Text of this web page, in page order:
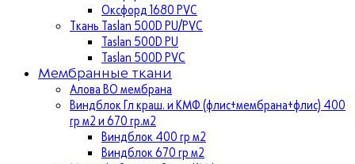
Оксфорд 1680 PVC
Ткань Taslan 500D PU/PVC
Taslan 500D PU
Taslan 500D PVC
Мембранные ткани
Алова ВО мембрана
Виндблок Гл краш. и КМФ (флис+мембрана+флис) 400
гр м2 и 670 гр.м2
Виндблок 400 гр м2
Виндблок 670 гр м2